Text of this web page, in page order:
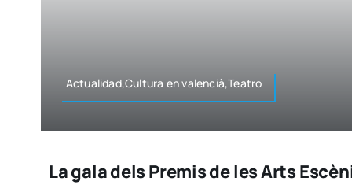
Actualidad,Cultura en valencià,Teatro
La gala dels Premis de les Arts